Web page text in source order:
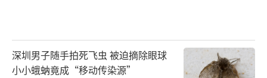
深圳男子随手拍死飞虫 被迫摘除眼球
小小蛾蚋竟成“移动传染源”